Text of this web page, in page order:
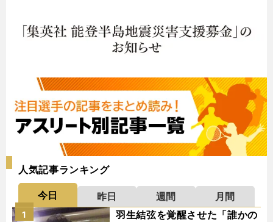
人気記事ランキング
今日 昨日 週間
月間
羽生結弦を覚醒させた「誰かの
1